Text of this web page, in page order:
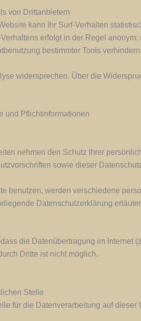
von Drittanbietern
kann Ihr Surf-Verhalten
erfolgt in der Regel
bestimmter Tools
widersprechen. Über die
und Pflichtinformationen
nehmen den Schutz Ihrer
sowie dieser
benutzen, werden verschiedene
Datenschutzerklärung
die Datenübertragung im Internet
Dritte ist nicht möglich.
Stelle
für die Datenverarbeitung auf dieser